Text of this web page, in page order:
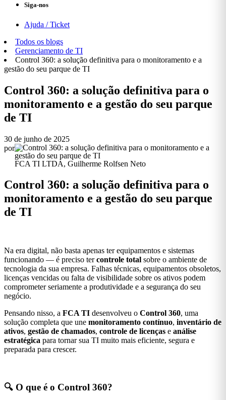
Siga-nos
Ajuda / Ticket
Todos os blogs
Gerenciamento de TI
Control 360: a solução definitiva para o monitoramento e a
gestão do seu parque de TI
Control 360: a solução definitiva para o
monitoramento e a gestão do seu parque
de TI
30 de junho de 2025
por
FCA TI LTDA, Guilherme Rolfsen Neto
Control 360: a solução definitiva para o
monitoramento e a gestão do seu parque
de TI
Na era digital, não basta apenas ter equipamentos e sistemas
funcionando — é preciso tercontrole total sobre o ambiente de
tecnologia da sua empresa. Falhas técnicas, equipamentos obsoletos,
licenças vencidas ou falta de visibilidade sobre os ativos podem
comprometer seriamente a produtividade e a segurança do seu
negócio.
Pensando nisso, a FCA TI desenvolveu o Control 360, uma
solução completa que une monitoramento contínuo, inventário de
ativos, gestão de chamados, controle de licenças e análise
estratégica para tornar sua TI muito mais eficiente, segura e
preparada para crescer.
🔍 O que é o Control 360?